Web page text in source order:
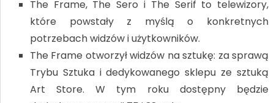
The Frame, The Sero i The Serif to telewizory,
które powstały z myślą o konkretnych
potrzebach widzów i użytkowników.
The Frame otworzył widzów na sztukę: za sprawą
Trybu Sztuka i dedykowanego sklepu ze sztuką
Art Store. W tym roku dostępny będzie